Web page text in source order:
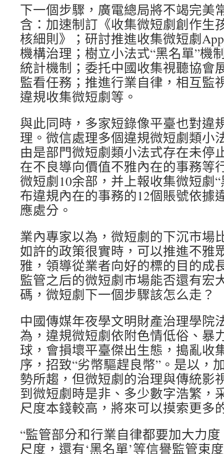
下一個步驟，廣電總局將不竭完美
含：加速制訂《收集微短劇創作生
核細則》；研討推進收集微短劇
機構治理；樹立小法式“黑名單”機
統計機制；委托中國收集視聽協會
監看任務；推進行業自律，相互監
違規收集微短劇等。
與此同時，多家短錄像平臺也對違
理。微信處理多個違規微短劇類小
由是部門微短劇類小法式存在未停
在不良導向價值不雅內在的事務等
微短劇10余部，并上報收集微短劇
布違規內在的事務的12個賬號依據
應處分。
業內專家以為，微短劇的下沉市場
如許的政策很實時，可以推進不雅
雅，領導從業者向好的標的目的成
監管之后的微短劇市場能否還有宏
碼，微短劇下一個步驟該怎么走？
中國傳媒年夜學文明財產治理學院
為，違規微短劇依附色情低俗、暴
球，會損壞平臺傑出生態，搗亂收
序，招致“劣幣驅趕良幣”。是以，
勢所趨，但微短劇的治理與傳統影
到微短劇時是非、多少數字浩繁，
尺度本錢較高，將來可以摸索更多
“監管部分和行業自律都要加大力
尺度，還有‘黑名單’等信譽監管束